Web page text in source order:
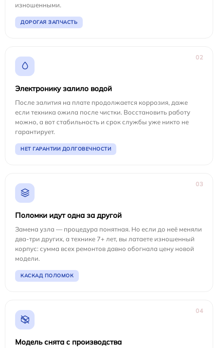
изношенными.
ДОРОГАЯ ЗАПЧАСТЬ
02
Электронику залило водой
После залития на плате продолжается коррозия, даже
если техника ожила после чистки. Восстановить работу
можно, а вот стабильность и срок службы уже никто не
гарантирует.
НЕТ ГАРАНТИИ ДОЛГОВЕЧНОСТИ
03
Поломки идут одна за другой
Замена узла — процедура понятная. Но если до неё меняли
два-три других, а технике 7+ лет, вы латаете изношенный
корпус: сумма всех ремонтов давно обогнала цену новой
модели.
КАСКАД ПОЛОМОК
04
Модель снята с производства